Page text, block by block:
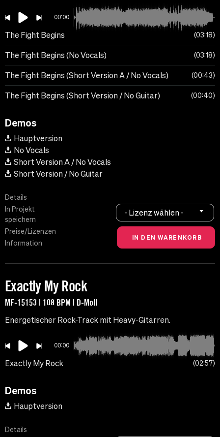
00:00
The Fight Begins 03:18
The Fight Begins (No Vocals) 03:18
The Fight Begins (Short Version A / No Vocals) 00:43
The Fight Begins (Short Version / No Guitar) 00:40
Demos
Hauptversion
No Vocals
Short Version A / No Vocals
Short Version / No Guitar
Details
In Projekt
speichern
Preise/Lizenzen
Information
- Lizenz wählen -
Exactly My Rock
MF-15153 | 108 BPM | D-Moll
Energetischer Rock-Track mit Heavy-Gitarren.
00:00
Exactly My Rock 02:57
Demos
Hauptversion
Details